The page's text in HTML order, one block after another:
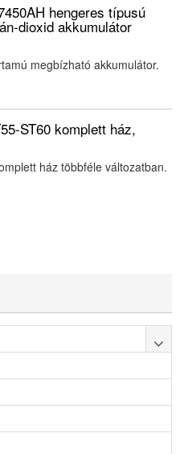
hengeres típusú
dioxid akkumulátor
megbízható akkumulátor.
ST60 komplett ház,
ház többféle változatban.